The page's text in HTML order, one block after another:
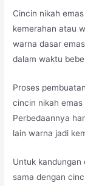
Cincin nikah
kemerahan atau
warna dasar
dalam waktu
Proses
cincin nikah
Perbedaannya
lain warna jadi
Untuk kandungan
sama dengan